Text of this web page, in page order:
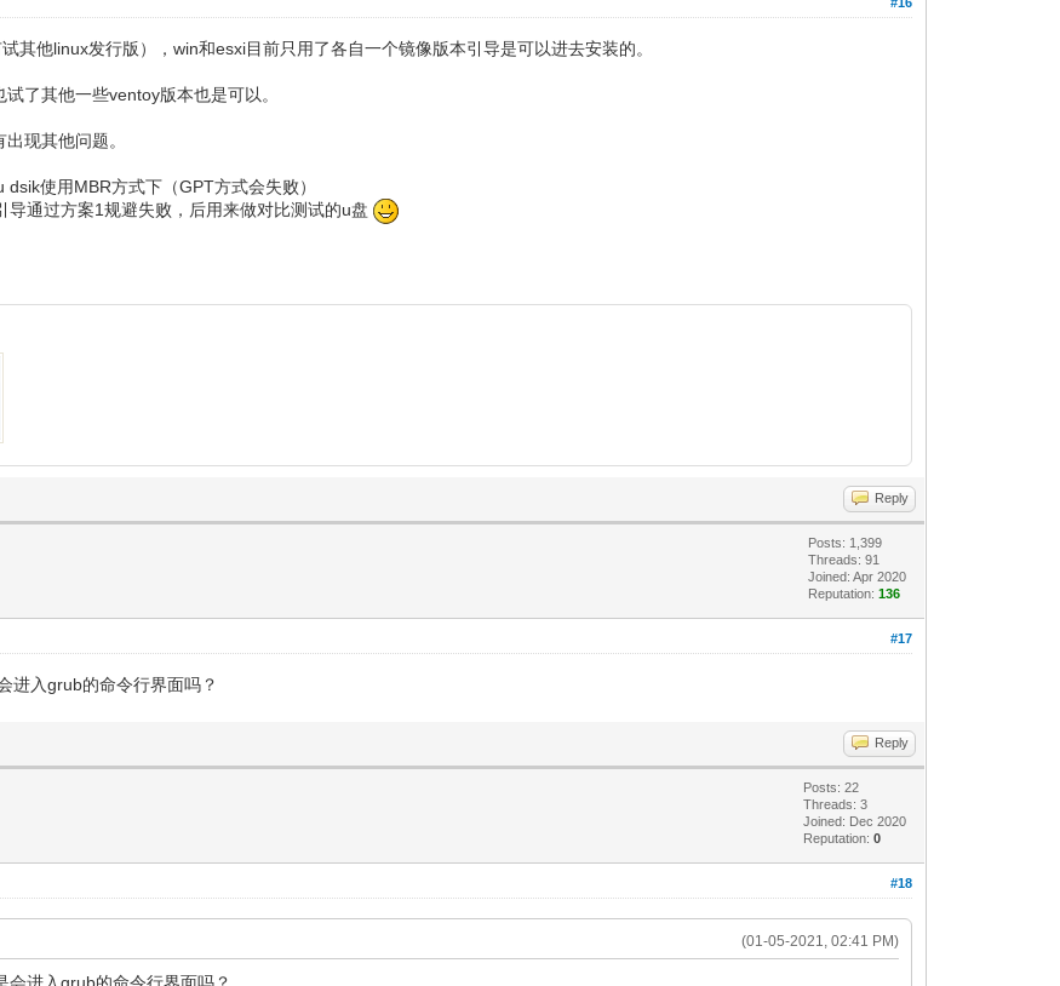
其他linux发行版），win和esxi目前只用了各自一个镜像版本引导是可以进去安装的。
了其他一些ventoy版本也是可以。
现其他问题。
使用MBR方式下（GPT方式会失败）
导通过方案1规避失败，后用来做对比测试的u盘
Reply
Posts: 1,399
Threads: 91
Joined: Apr 2020
Reputation:136
#17
进入grub的命令行界面吗？
Reply
Posts: 22
Threads: 3
Joined: Dec 2020
Reputation:0
#18
(01-05-2021, 02:41 PM)